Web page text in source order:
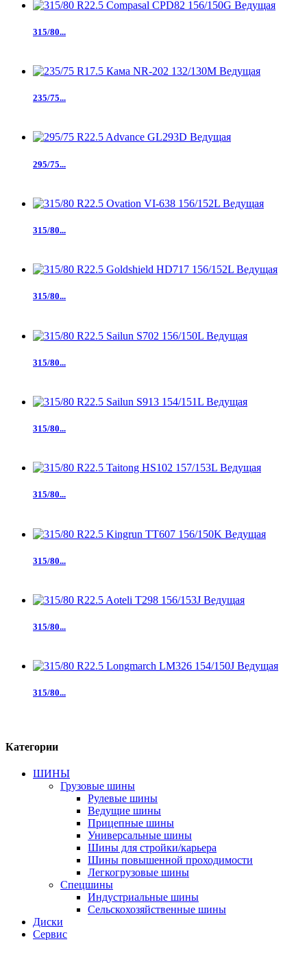
315/80...
235/75...
295/75...
315/80...
315/80...
315/80...
315/80...
315/80...
315/80...
315/80...
315/80...
Категории
ШИНЫ
Грузовые шины
Рулевые шины
Ведущие шины
Прицепные шины
Универсальные шины
Шины для стройки/карьера
Шины повышенной проходимости
Легкогрузовые шины
Спецшины
Индустриальные шины
Сельскохозяйственные шины
Диски
Сервис